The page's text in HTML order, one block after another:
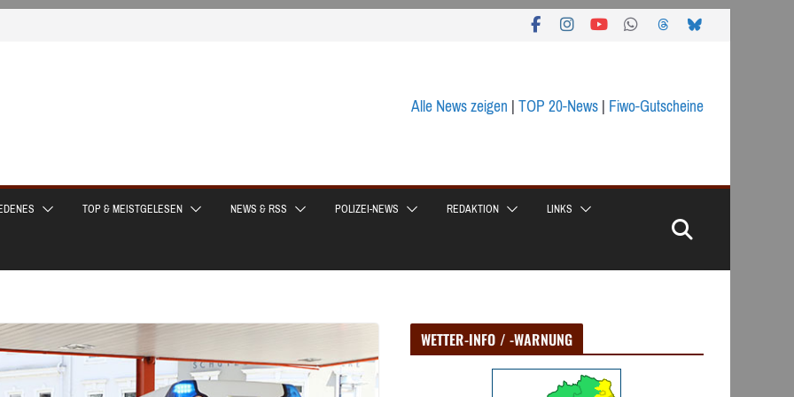
Alle News zeigen|TOP 20-News|Fiwo-Gutscheine
TOP & MEISTGELESEN NEWS & RSS POLIZEI-NEWS REDAKTION LINKS
WETTER-INFO / -WARNUNG